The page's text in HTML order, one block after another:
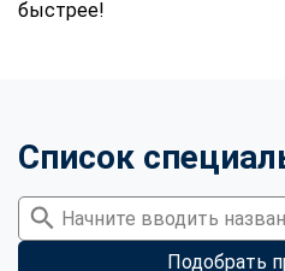
быстрее!
Список
Подобрать